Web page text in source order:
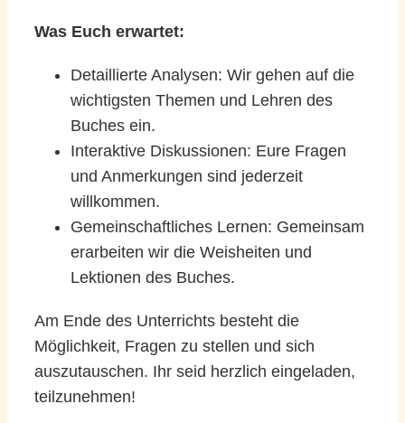
Was Euch erwartet:
Detaillierte Analysen: Wir gehen auf die
wichtigsten Themen und Lehren des
Buches ein.
Interaktive Diskussionen: Eure Fragen
und Anmerkungen sind jederzeit
willkommen.
Gemeinschaftliches Lernen: Gemeinsam
erarbeiten wir die Weisheiten und
Lektionen des Buches.
Am Ende des Unterrichts besteht die
Möglichkeit, Fragen zu stellen und sich
auszutauschen. Ihr seid herzlich eingeladen,
teilzunehmen!